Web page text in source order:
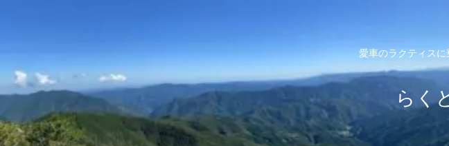
愛車のラクティス
らく